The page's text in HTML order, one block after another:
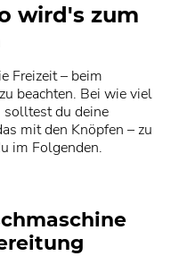
wird's zum
Freizeit – beim
beachten. Bei wie viel
solltest du deine
mit den Knöpfen – zu
im Folgenden.